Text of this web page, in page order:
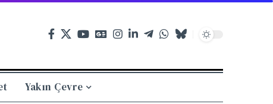
Yakın Çevre